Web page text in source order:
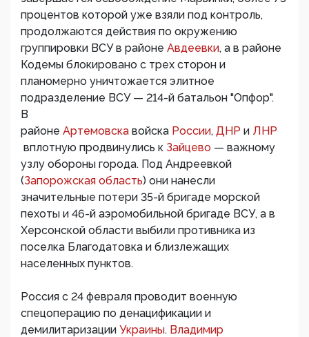
процентов которой уже взяли под контроль,
продолжаются действия по окружению
группировки ВСУ в районе Авдеевки, а в районе
Кодемы блокировано с трех сторон и
планомерно уничтожается элитное
подразделение ВСУ — 214-й батальон "Опфор".
В
районе Артемовска войска России, ДНР и ЛНР
вплотную продвинулись к Зайцево — важному
узлу обороны города. Под Андреевкой
(Запорожская область) они нанесли
значительные потери 35-й бригаде морской
пехоты и 46-й аэромобильной бригаде ВСУ, а в
Херсонской области выбили противника из
поселка Благодатовка и близлежащих
населенных пунктов.
Россия с 24 февраля проводит военную
спецоперацию по денацификации и
демилитаризации Украины. Владимир